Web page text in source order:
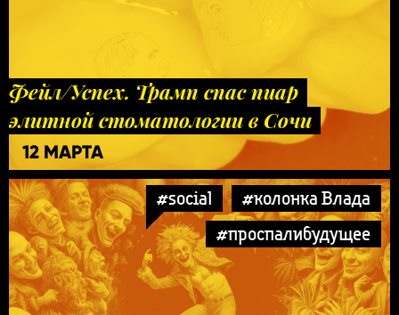
Фейл/Успех. Трамп спас пиар
элитной стоматологии в Сочи
12 МАРТА
#social
#колонка Влада
#проспалибудущее